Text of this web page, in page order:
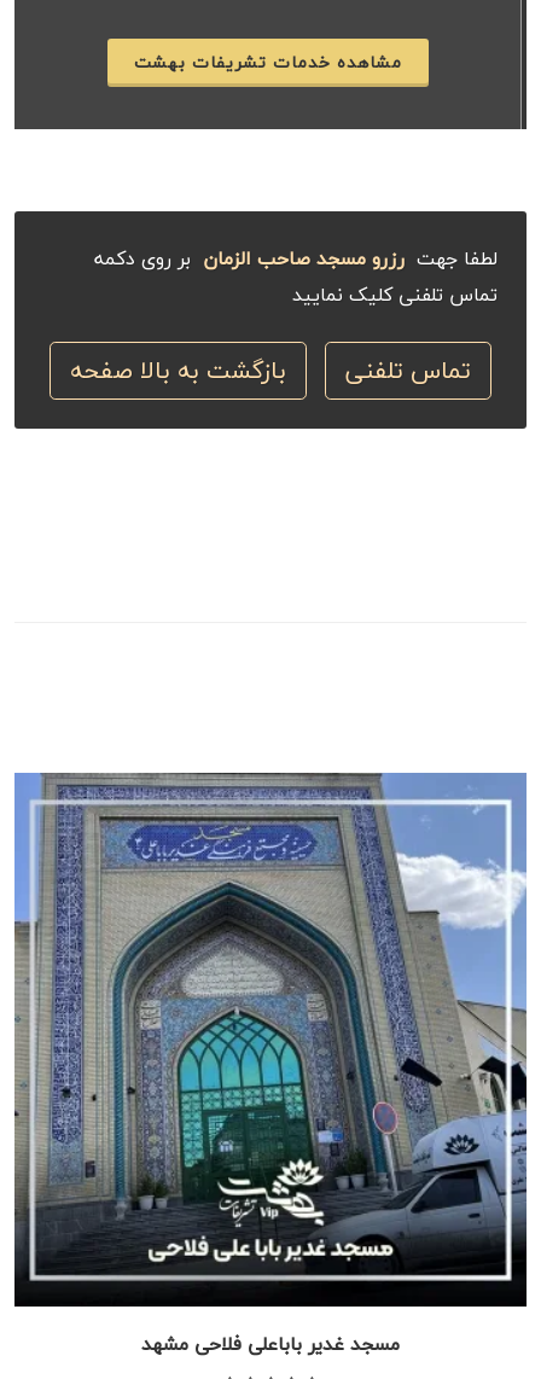
مشاهده خدمات تشریفات بهشت
لطفا جهت رزرو مسجد صاحب الزمان بر روی دکمه
تماس تلفنی کلیک نمایید
تماس تلفنی بازگشت به بالا صفحه
مسجد غدیر باباعلی فلاحی مشهد